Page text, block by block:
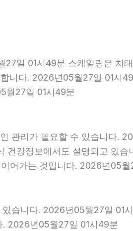
일 01시49분 스케일링은 치
니다. 2026년05월27일 01시
월27일 01시49분
관리가 필요할 수 있습니다.
건강정보에서도 설명되고 있
어가는 것입니다. 2026년05
습니다. 2026년05월27일 01
. 2026년05월27일 01시49분